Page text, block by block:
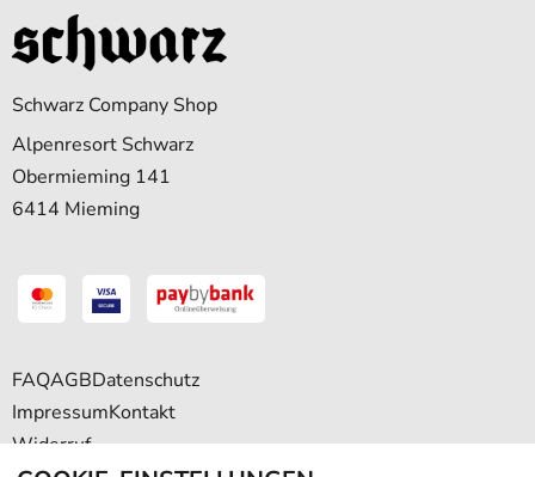
Schwarz Company Shop
Alpenresort Schwarz
Obermieming 141
6414 Mieming
FAQAGBDatenschutz
ImpressumKontakt
Widerruf